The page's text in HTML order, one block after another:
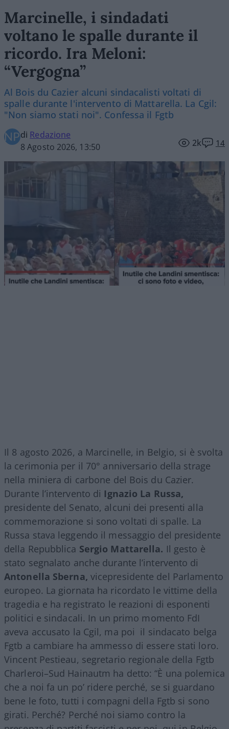
Marcinelle, i sindadati
voltano le spalle durante il
ricordo. Ira Meloni:
“Vergogna”
Al Bois du Cazier alcuni sindacalisti voltati di
spalle durante l'intervento di Mattarella. La Cgil:
"Non siamo stati noi". Confessa il Fgtb
di Redazione
8 Agosto 2026, 13:50
2k 14
Il 8 agosto 2026, a Marcinelle, in Belgio, si è svolta
la cerimonia per il 70° anniversario della strage
nella miniera di carbone del Bois du Cazier.
Durante l’intervento di Ignazio La Russa,
presidente del Senato, alcuni dei presenti alla
commemorazione si sono voltati di spalle. La
Russa stava leggendo il messaggio del presidente
della Repubblica Sergio Mattarella. Il gesto è
stato segnalato anche durante l’intervento di
Antonella Sberna, vicepresidente del Parlamento
europeo. La giornata ha ricordato le vittime della
tragedia e ha registrato le reazioni di esponenti
politici e sindacali. In un primo momento FdI
aveva accusato la Cgil, ma poi il sindacato belga
Fgtb a cambiare ha ammesso di essere stati loro.
Vincent Pestieau, segretario regionale della Fgtb
Charleroi–Sud Hainautm ha detto: “È una polemica
che a noi fa un po’ ridere perché, se si guardano
bene le foto, tutti i compagni della Fgtb si sono
girati. Perché? Perché noi siamo contro la